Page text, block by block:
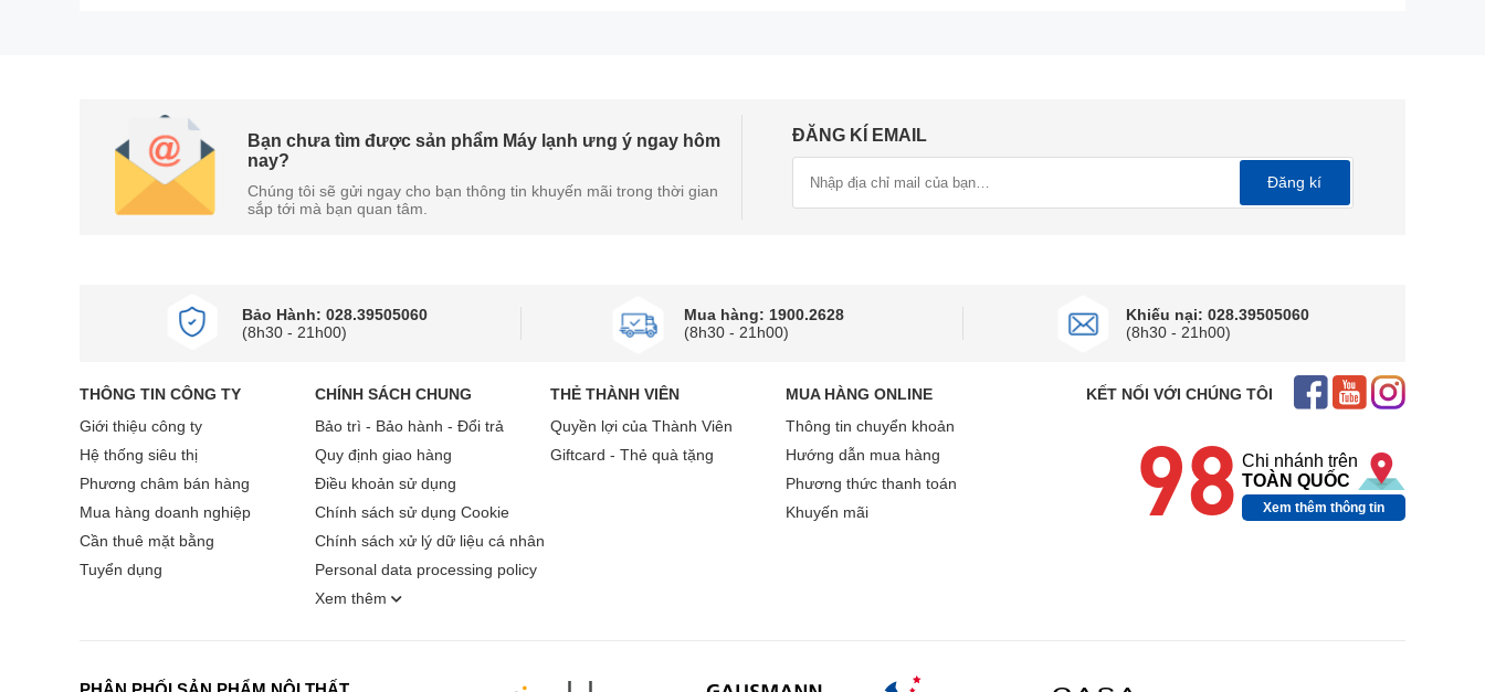
Bạn chưa tìm được sản phẩm Máy lạnh ưng ý ngay hôm
nay?
Chúng tôi sẽ gửi ngay cho bạn thông tin khuyến mãi trong thời gian
sắp tới mà bạn quan tâm.
ĐĂNG KÍ EMAIL
Đăng kí
Bảo Hành: 028.39505060
(8h30 - 21h00)
Mua hàng: 1900.2628
(8h30 - 21h00)
Khiếu nại: 028.39505060
(8h30 - 21h00)
THÔNG TIN CÔNG TY
Giới thiệu công ty
Hệ thống siêu thị
Phương châm bán hàng
Mua hàng doanh nghiệp
Cần thuê mặt bằng
Tuyển dụng
CHÍNH SÁCH CHUNG
Bảo trì - Bảo hành - Đổi trả
Quy định giao hàng
Điều khoản sử dụng
Chính sách sử dụng Cookie
Chính sách xử lý dữ liệu cá nhân
Personal data processing policy
Xem thêm
THẺ THÀNH VIÊN
Quyền lợi của Thành Viên
Giftcard - Thẻ quà tặng
MUA HÀNG ONLINE
Thông tin chuyển khoản
Hướng dẫn mua hàng
Phương thức thanh toán
Khuyến mãi
KẾT NỐI VỚI CHÚNG TÔI
98 Chi nhánh trên
TOÀN QUỐC
Xem thêm thông tin